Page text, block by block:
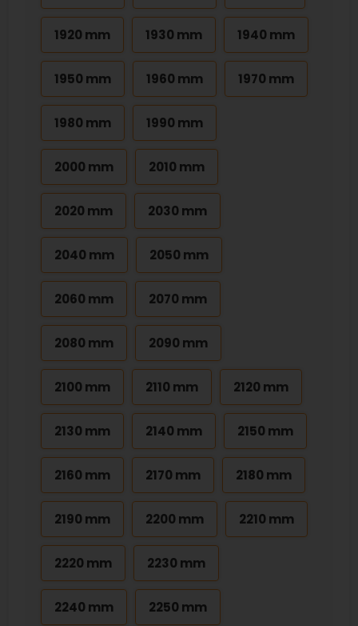
1920 mm 1930 mm 1940 mm
1950 mm 1960 mm 1970 mm
1980 mm 1990 mm
2000 mm 2010 mm
2020 mm 2030 mm
2040 mm 2050 mm
2060 mm 2070 mm
2080 mm 2090 mm
2100 mm 2110 mm 2120 mm
2130 mm 2140 mm 2150 mm
2160 mm 2170 mm 2180 mm
2190 mm 2200 mm 2210 mm
2220 mm 2230 mm
2240 mm 2250 mm